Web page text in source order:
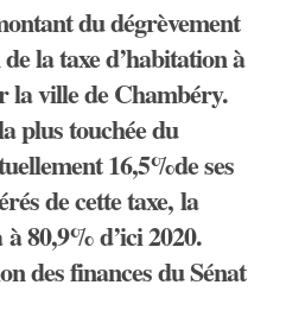
du dégrèvement
la taxe d’habitation à
la ville de Chambéry.
plus touchée du
16,5%de ses
de cette taxe, la
80,9% d’ici 2020.
des finances du Sénat